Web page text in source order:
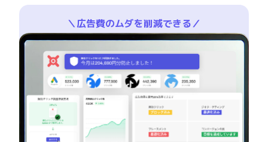
＼広告費のムダを削減できる／